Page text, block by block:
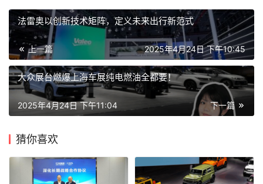
法雷奥以创新技术矩阵，定义未来出行新范式
上一篇 2025年4月24日 下午10:45
大众展台燃爆上海车展纯电燃油全都要！
下一篇
2025年4月24日 下午11:04
猜你喜欢